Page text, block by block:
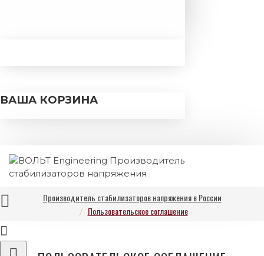
ВАША КОРЗИНА
Производитель стабилизаторов напряжения в России
Пользовательское соглашение